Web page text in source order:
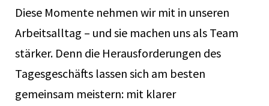
Diese Momente nehmen wir mit in unseren
Arbeitsalltag – und sie machen uns als Team
stärker. Denn die Herausforderungen des
Tagesgeschäfts lassen sich am besten
gemeinsam meistern: mit klarer